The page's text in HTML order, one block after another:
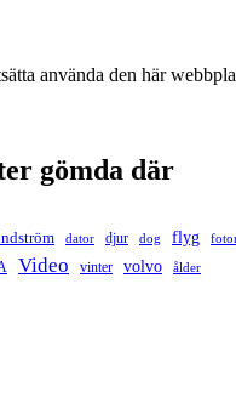
använda den här
gömda där
dator djur dog flyg
Video vinter volvo ålder